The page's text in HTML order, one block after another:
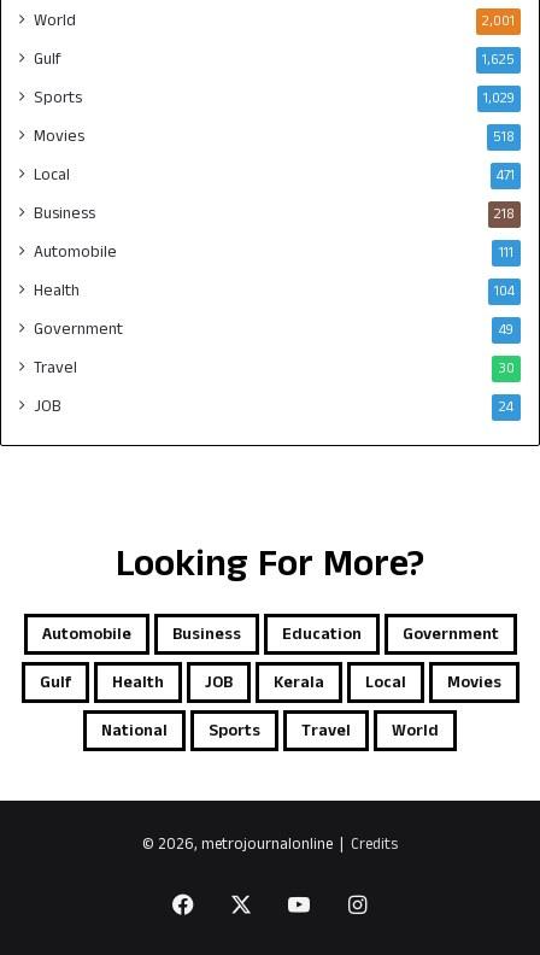
World 2,001
Gulf 1,625
Sports 1,029
Movies 518
Local 471
Business 218
Automobile 111
Health 104
Government 49
Travel 30
JOB 24
Looking For More?
Automobile Business Education
Government
Gulf
Health JOB Kerala Local
Movies
National
Sports Travel World
© 2026, metrojournalonline | Credits
Facebook YouTubeInstagram